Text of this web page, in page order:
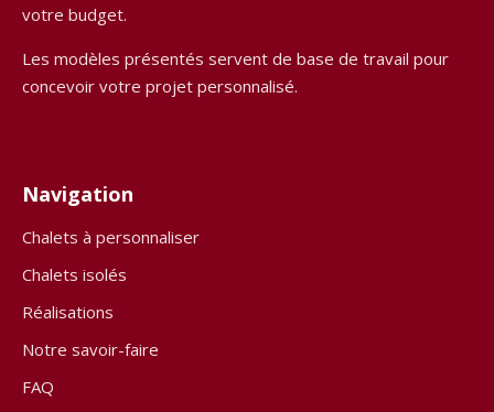
votre budget.
Les modèles présentés servent de base de travail pour
concevoir votre projet personnalisé.
Navigation
Chalets à personnaliser
Chalets isolés
Réalisations
Notre savoir-faire
FAQ